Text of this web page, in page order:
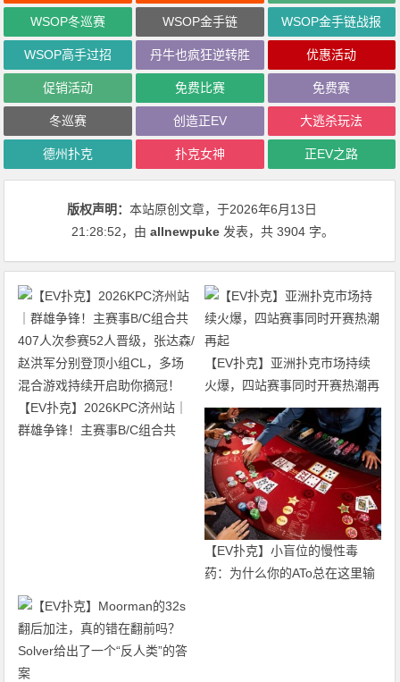
WSOP冬巡赛 WSOP金手链 WSOP金手链战报
WSOP高手过招 丹牛也疯狂逆转胜 优惠活动
促销活动 免费比赛 免费赛
冬巡赛 创造正EV 大逃杀玩法
德州扑克 扑克女神 正EV之路
版权声明：本站原创文章，于2026年6月13日
21:28:52，由allnewpuke 发表，共 3904 字。
【EV扑克】2026KPC济州站｜
群雄争锋！主赛事B/C组合共
【EV扑克】亚洲扑克市场持续
火爆，四站赛事同时开赛热潮再
起
【EV扑克】小盲位的慢性毒
药：为什么你的ATo总在这里输